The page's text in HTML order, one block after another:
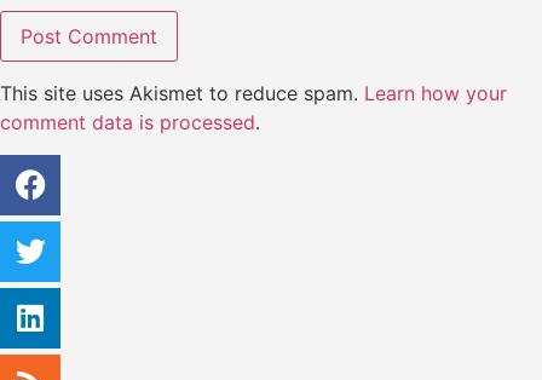
This site uses Akismet to reduce spam. Learn how your
comment data is processed.